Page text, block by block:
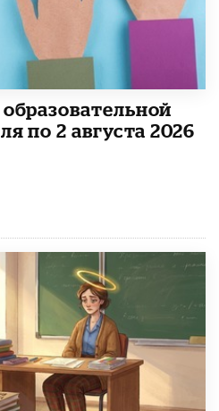
по 2 августа 2026